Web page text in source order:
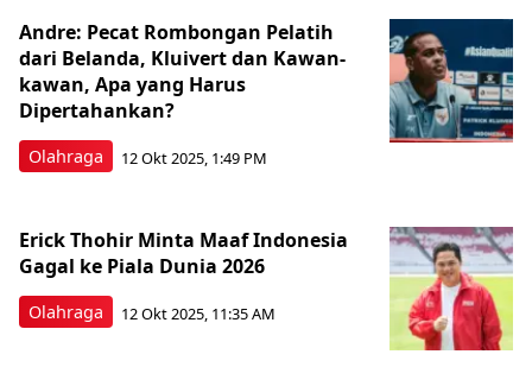
Olahraga
Andre: Pecat Rombongan Pelatih
dari Belanda, Kluivert dan Kawan-
kawan, Apa yang Harus
Dipertahankan?
12 Okt 2025, 1:49 PM
Olahraga
Erick Thohir Minta Maaf Indonesia
Gagal ke Piala Dunia 2026
12 Okt 2025, 11:35 AM